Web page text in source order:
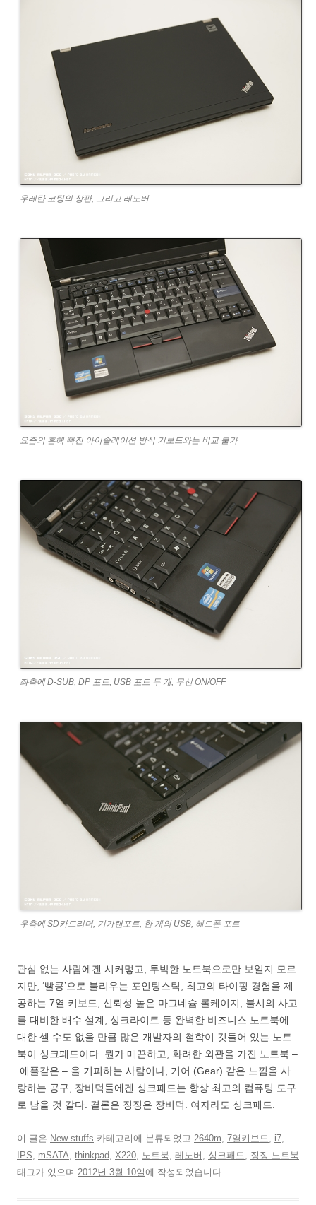
우레탄 코팅의 상판, 그리고 레노버
요즘의 흔해 빠진 아이솔레이션 방식 키보드와는 비교 불가
좌측에 D-SUB, DP 포트, USB 포트 두 개, 무선 ON/OFF
우측에 SD카드리더, 기가랜포트, 한 개의 USB, 헤드폰 포트
관심 없는 사람에겐 시커멓고, 투박한 노트북으로만 보일지 모르
지만, ‘빨콩’으로 불리우는 포인팅스틱, 최고의 타이핑 경험을 제
공하는 7열 키보드, 신뢰성 높은 마그네슘 롤케이지, 불시의 사고
를 대비한 배수 설계, 싱크라이트 등 완벽한 비즈니스 노트북에
대한 셀 수도 없을 만큼 많은 개발자의 철학이 깃들어 있는 노트
북이 싱크패드이다. 뭔가 매끈하고, 화려한 외관을 가진 노트북 –
애플같은 – 을 기피하는 사람이나, 기어 (Gear) 같은 느낌을 사
랑하는 공구, 장비덕들에겐 싱크패드는 항상 최고의 컴퓨팅 도구
로 남을 것 같다. 결론은 징징은 장비덕. 여자라도 싱크패드.
이 글은 New stuffs 카테고리에 분류되었고 2640m, 7열키보드, i7,
IPS, mSATA, thinkpad, X220, 노트북, 레노버 , 싱크패드, 징징 노트북
태그가 있으며 2012년 3월 10일에 작성되었습니다.